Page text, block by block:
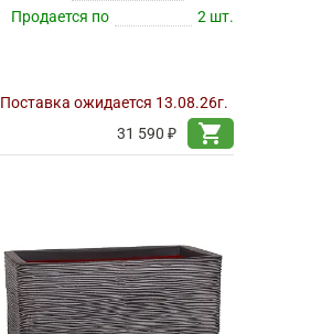
Продается по
2 шт.
Поставка ожидается 13.08.26г.
31 590 ₽
shopping_cart